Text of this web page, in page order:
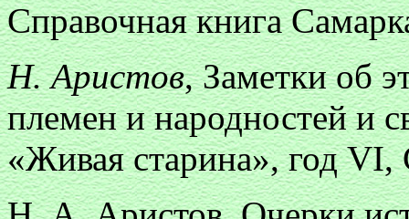
Справочная книга
Н. Аристов, Заметки об
племен и народностей и
«Живая старина», год